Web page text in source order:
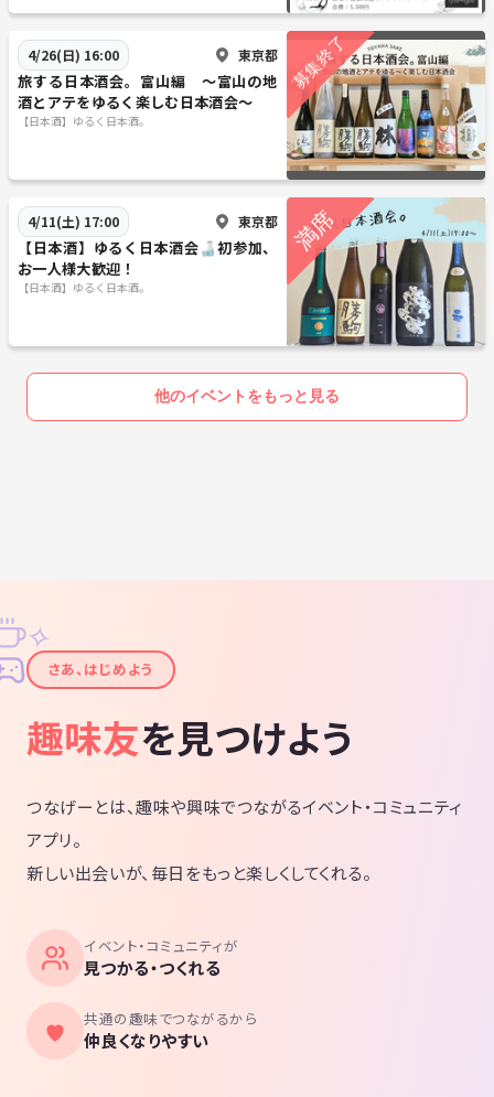
4/26(日) 16:00 東京都
旅する日本酒会。富山編 〜富山の地
酒とアテをゆるく楽しむ日本酒会〜
【日本酒】ゆるく日本酒。
4/11(土) 17:00 東京都
【日本酒】ゆるく日本酒会🍶初参加、
お一人様大歓迎！
【日本酒】ゆるく日本酒。
他のイベントをもっと見る
✦
✧
さあ、はじめよう
趣味友を見つけよう
つなげーとは、趣味や興味でつながるイベント・コミュニティ
アプリ。
新しい出会いが、毎日をもっと楽しくしてくれる。
イベント・コミュニティが
見つかる・つくれる
共通の趣味でつながるから
仲良くなりやすい